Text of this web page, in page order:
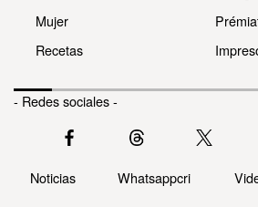
Mujer
Recetas
- Redes sociales -
Noticias Whatsappcri